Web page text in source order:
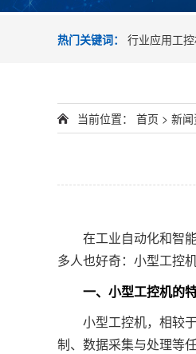
热门关键词： 行业应用工
当前位置： 首页 > 新
在工业自动化和智能
多人也好奇：小型工控
一、小型工控机的
小型工控机，相较于
制、数据采集与处理等